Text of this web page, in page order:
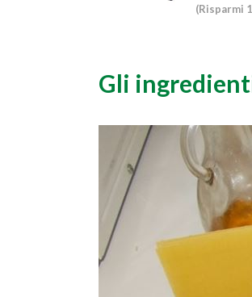
(Risparmi
Gli